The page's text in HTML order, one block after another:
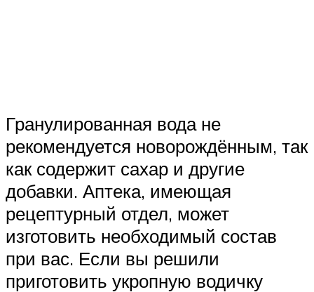
Гранулированная вода не
рекомендуется новорождённым, так
как содержит сахар и другие
добавки. Аптека, имеющая
рецептурный отдел, может
изготовить необходимый состав
при вас. Если вы решили
приготовить укропную водичку